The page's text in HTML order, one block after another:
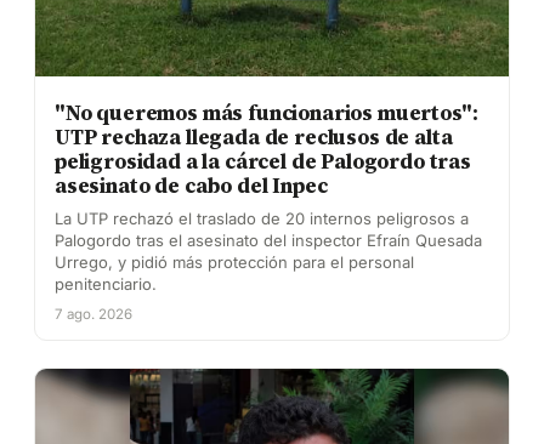
"No queremos más funcionarios muertos":
UTP rechaza llegada de reclusos de alta
peligrosidad a la cárcel de Palogordo tras
asesinato de cabo del Inpec
La UTP rechazó el traslado de 20 internos peligrosos a
Palogordo tras el asesinato del inspector Efraín Quesada
Urrego, y pidió más protección para el personal
penitenciario.
7 ago. 2026